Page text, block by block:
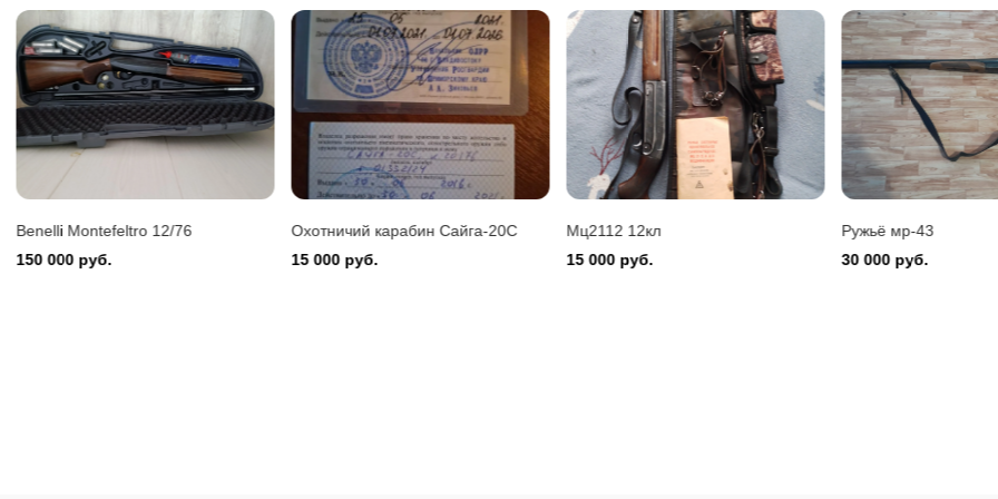
Benelli Montefeltro 12/76
150 000 руб.
Охотничий карабин Сайга-20С
15 000 руб.
Мц2112 12кл
15 000 руб.
Ружьё мр-43
30 000 руб.
Benelli Montefeltro 12/76
150 000 руб.